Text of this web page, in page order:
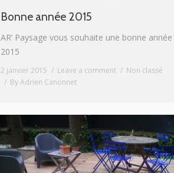
Bonne année 2015
AR’ Paysage vous souhaite une bonne année
2015
2 janvier 2015 Leave a comment
Non classé
ByAdrien Canonnet